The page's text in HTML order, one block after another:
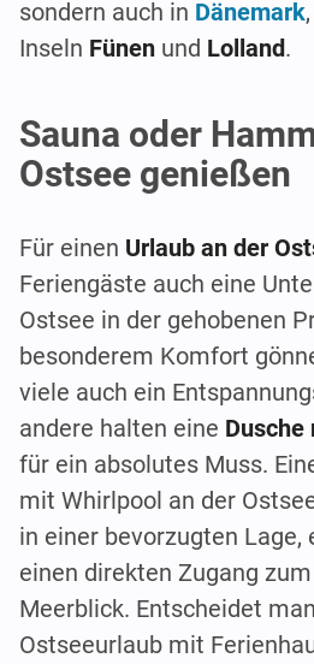
sondern auch in Dänemark
Inseln Fünen und Lolland.
Sauna oder
Ostsee genießen
Für einen Urlaub an der
Feriengäste auch eine
Ostsee in der gehobenen
besonderem Komfort
viele auch ein
andere halten eine
für ein absolutes Muss.
mit Whirlpool an der
in einer bevorzugten Lage,
einen direkten Zugang
Meerblick. Entscheidet
Ostseeurlaub mit